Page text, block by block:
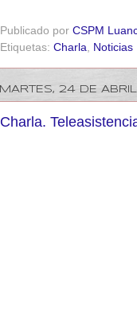
Publicado por CSPM
Etiquetas: Charla, Noticias
MARTES, 24 DE
Charla.